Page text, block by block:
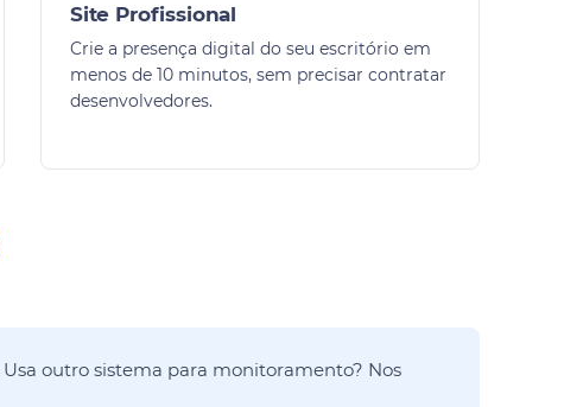
Site Profissional
Crie a presença digital do seu escritório em
menos de 10 minutos, sem precisar contratar
desenvolvedores.
Usa outro sistema para monitoramento? Nos